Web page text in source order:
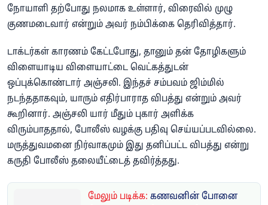
நோயாளி தற்போது நலமாக உள்ளார், விரைவில் முழு
குணமடைவார் என்றும் அவர் நம்பிக்கை தெரிவித்தார்.
டாக்டர்கள் காரணம் கேட்டபோது, தானும் தன் தோழிகளும்
விளையாடிய விளையாட்டை வெட்கத்துடன்
ஒப்புக்கொண்டார் அஞ்சலி. இந்தச் சம்பவம் ஜிம்மில்
நடந்ததாகவும், யாரும் எதிர்பாராத விபத்து என்றும் அவர்
கூறினார். அஞ்சலி யார் மீதும் புகார் அளிக்க
விரும்பாததால், போலீஸ் வழக்கு பதிவு செய்யப்படவில்லை.
மருத்துவமனை நிர்வாகமும் இது தனிப்பட்ட விபத்து என்று
கருதி போலீஸ் தலையீட்டைத் தவிர்த்தது.
மேலும் படிக்க: கணவனின் போனை